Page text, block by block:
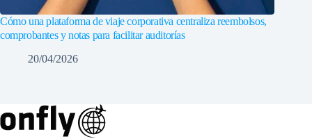
Cómo una plataforma de viaje corporativa centraliza reembolsos,
comprobantes y notas para facilitar auditorías
20/04/2026